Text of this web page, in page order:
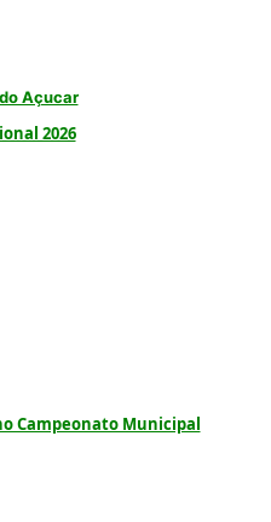
Açucar
2026
Campeonato Municipal